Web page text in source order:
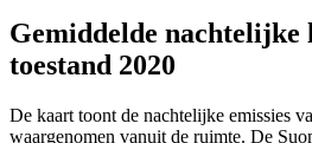
Gemiddelde nachtelijke
toestand 2020
De kaart toont de nachtelijke emissies
waargenomen vanuit de ruimte. De